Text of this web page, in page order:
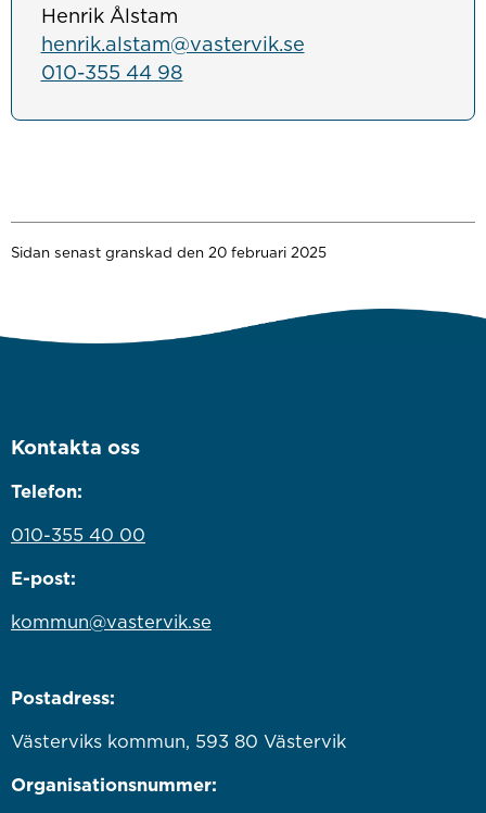
Henrik Ålstam
henrik.alstam@vastervik.se
010-355 44 98
Sidan senast granskad den 20 februari 2025
Kontakta oss
Telefon:
010-355 40 00
E-post:
kommun@vastervik.se
Postadress:
Västerviks kommun, 593 80 Västervik
Organisationsnummer: